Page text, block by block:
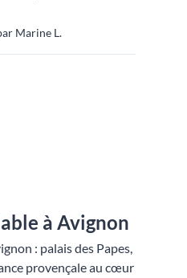
Marine L.
à Avignon
: palais des Papes,
provençale au cœur